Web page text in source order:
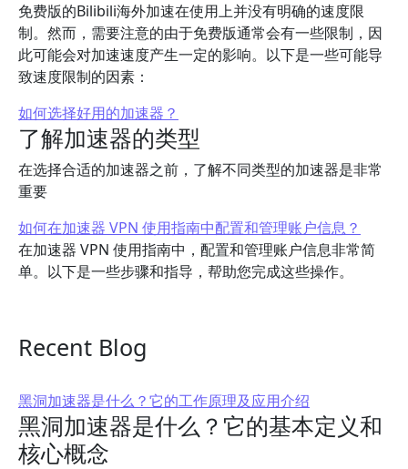
免费版的Bilibili海外加速在使用上并没有明确的速度限
制。然而，需要注意的由于免费版通常会有一些限制，因
此可能会对加速速度产生一定的影响。以下是一些可能导
致速度限制的因素：
如何选择好用的加速器？
了解加速器的类型
在选择合适的加速器之前，了解不同类型的加速器是非常
重要
如何在加速器 VPN 使用指南中配置和管理账户信息？
在加速器 VPN 使用指南中，配置和管理账户信息非常简
单。以下是一些步骤和指导，帮助您完成这些操作。
Recent Blog
黑洞加速器是什么？它的工作原理及应用介绍
黑洞加速器是什么？它的基本定义和
核心概念